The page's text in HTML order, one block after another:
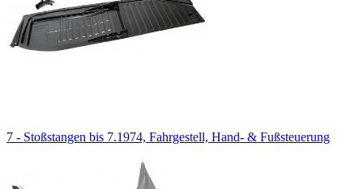
7 - Stoßstangen bis 7.1974, Fahrgestell, Hand- & Fußsteuerung